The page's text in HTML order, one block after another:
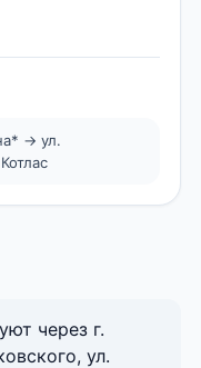
→ ул.
через г.
ул.